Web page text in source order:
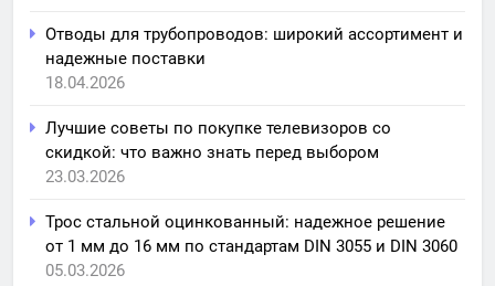
Отводы для трубопроводов: широкий ассортимент и
надежные поставки
18.04.2026
Лучшие советы по покупке телевизоров со
скидкой: что важно знать перед выбором
23.03.2026
Трос стальной оцинкованный: надежное решение
от 1 мм до 16 мм по стандартам DIN 3055 и DIN 3060
05.03.2026